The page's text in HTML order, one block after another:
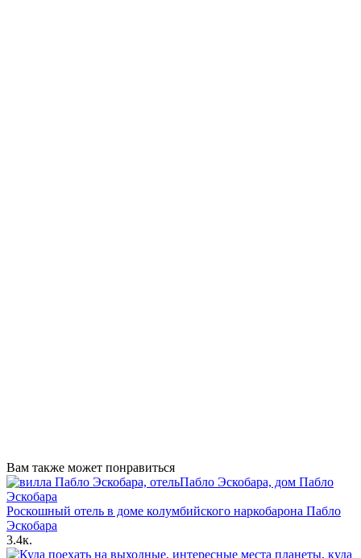
Вам также может понравиться
Роскошный отель в доме колумбийского наркобарона Пабло
Эскобара
3.4к.